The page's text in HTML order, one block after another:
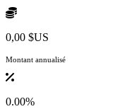
0,00 $US
Montant annualisé
0.00%